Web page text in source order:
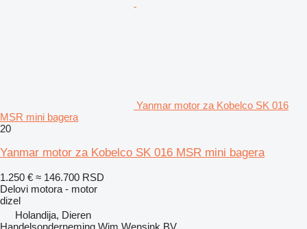
Yanmar motor za Kobelco SK 016
MSR mini bagera
20
Yanmar motor za Kobelco SK 016 MSR mini bagera
1.250 € ≈ 146.700 RSD
Delovi motora - motor
dizel
Holandija, Dieren
Handelsonderneming Wim Wensink BV